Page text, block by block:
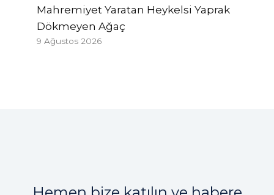
Mahremiyet Yaratan Heykelsi Yaprak
Dökmeyen Ağaç
9 Ağustos 2026